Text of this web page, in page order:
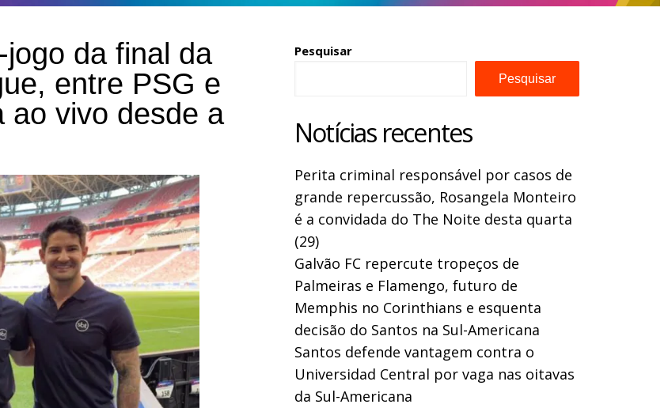
da final da
entre PSG e
ao vivo desde a
Pesquisar
Pesquisar
Notícias recentes
Perita criminal responsável por casos de
grande repercussão, Rosangela Monteiro
é a convidada do The Noite desta quarta
(29)
Galvão FC repercute tropeços de
Palmeiras e Flamengo, futuro de
Memphis no Corinthians e esquenta
decisão do Santos na Sul-Americana
Santos defende vantagem contra o
Universidad Central por vaga nas oitavas
da Sul-Americana